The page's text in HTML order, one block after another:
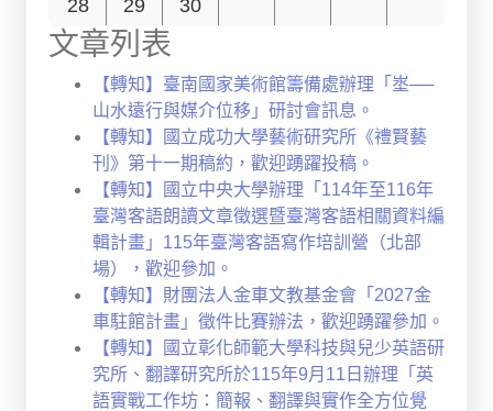
28
29 30
文章列表
【轉知】臺南國家美術館籌備處辦理「埊──
山水遠行與媒介位移」研討會訊息。
【轉知】國立成功大學藝術研究所《禮賢藝
刊》第十一期稿約，歡迎踴躍投稿。
【轉知】國立中央大學辦理「114年至116年
臺灣客語朗讀文章徵選暨臺灣客語相關資料編
輯計畫」115年臺灣客語寫作培訓營（北部
場），歡迎參加。
【轉知】財團法人金車文教基金會「2027金
車駐館計畫」徵件比賽辦法，歡迎踴躍參加。
【轉知】國立彰化師範大學科技與兒少英語研
究所、翻譯研究所於115年9月11日辦理「英
語實戰工作坊：簡報、翻譯與實作全方位覺